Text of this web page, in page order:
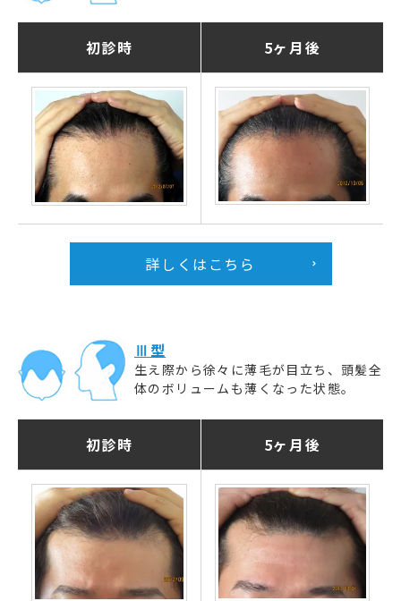
初診時 5ヶ月後
詳しくはこちら
Ⅲ型
生え際から徐々に薄毛が目立ち、頭髪全
体のボリュームも薄くなった状態。
初診時 5ヶ月後